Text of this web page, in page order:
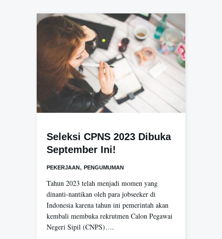
Seleksi CPNS 2023 Dibuka
September Ini!
PEKERJAAN , PENGUMUMAN
Tahun 2023 telah menjadi momen yang
dinanti-nantikan oleh para jobseeker di
Indonesia karena tahun ini pemerintah akan
kembali membuka rekrutmen Calon Pegawai
Negeri Sipil (CNPS)….